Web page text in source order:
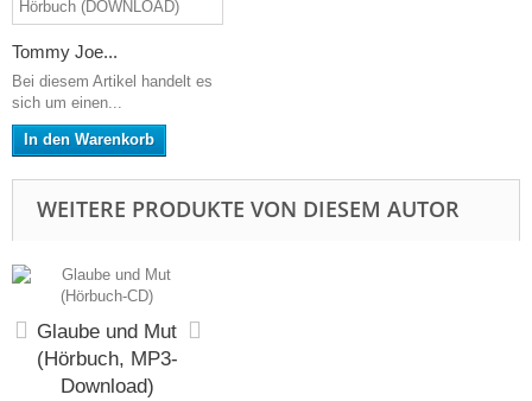
Tommy Joe...
Bei diesem Artikel handelt es
sich um einen...
In den Warenkorb
WEITERE PRODUKTE VON DIESEM AUTOR
Glaube und Mut
(Hörbuch, MP3-
Download)